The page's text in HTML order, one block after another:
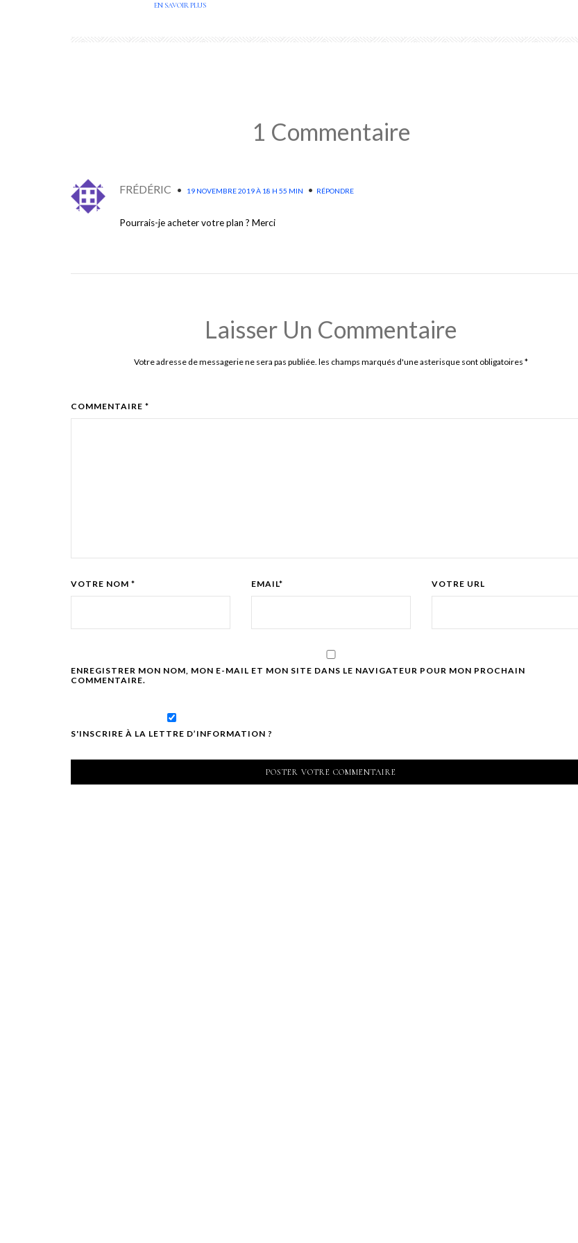
EN SAVOIR PLUS
1 Commentaire
FRÉDÉRIC • 19 NOVEMBRE 2019 À 18 H 55 MIN • RÉPONDRE
Pourrais-je acheter votre plan ? Merci
Laisser Un Commentaire
Votre adresse de messagerie ne sera pas publiée. les champs marqués d'une asterisque sont obligatoires *
COMMENTAIRE *
VOTRE NOM * EMAIL* VOTRE URL
ENREGISTRER MON NOM, MON E-MAIL ET MON SITE DANS LE NAVIGATEUR POUR MON PROCHAIN
COMMENTAIRE.
S'INSCRIRE À LA LETTRE D’INFORMATION ?